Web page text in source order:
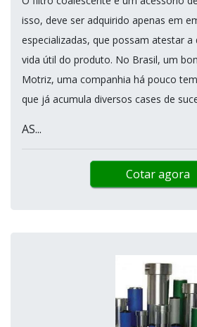
isso, deve ser adquirido apenas em
especializadas, que possam atestar a
vida útil do produto. No Brasil, um
Motriz, uma companhia há pouco
que já acumula diversos cases de
AS...
Cotar agora